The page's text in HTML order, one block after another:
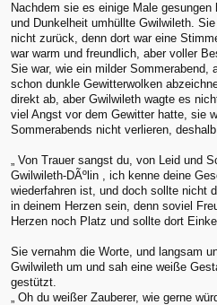
Nachdem sie es einige Male
und Dunkelheit umhüllte Gwilwileth.
nicht zurück, denn dort war eine
war warm und freundlich, aber voller
Sie war, wie ein milder Sommerabend,
schon dunkle Gewitterwolken
direkt ab, aber Gwilwileth wagte es
viel Angst vor dem Gewitter hatte, sie
Sommerabends nicht verlieren,
„ Von Trauer sangst du, von Leid und
Gwilwileth-DÃºlin , ich kenne deine
wiederfahren ist, und doch sollte nicht
in deinem Herzen sein, denn soviel
Herzen noch Platz und sollte dort
Sie vernahm die Worte, und langsam
Gwilwileth um und sah eine weiße
gestützt.
„ Oh du weißer Zauberer, wie gerne